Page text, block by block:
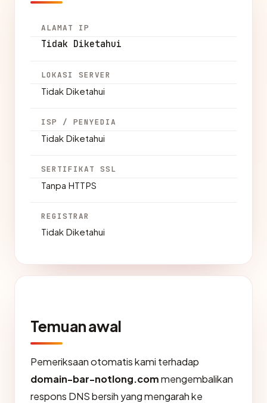
ALAMAT IP
Tidak Diketahui
LOKASI SERVER
Tidak Diketahui
ISP / PENYEDIA
Tidak Diketahui
SERTIFIKAT SSL
Tanpa HTTPS
REGISTRAR
Tidak Diketahui
Temuan awal
Pemeriksaan otomatis kami terhadap
domain-bar-notlong.commengembalikan
respons DNS bersih yang mengarah ke